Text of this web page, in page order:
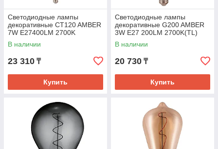
Светодиодные лампы
декоративные CT120 AMBER
7W E27400LM 2700K
В наличии
23 310 ₸
Купить
Светодиодные лампы
декоративные G200 AMBER
3W E27 200LM 2700K(TL)
В наличии
20 730 ₸
Купить